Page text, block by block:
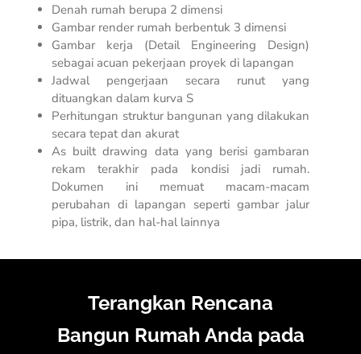
Denah rumah berupa 2 dimensi
Gambar render rumah berbentuk 3 dimensi
Gambar kerja (Detail Engineering Design)
sebagai acuan pekerjaan proyek di lapangan
Jadwal pengerjaan secara runut yang
dituangkan dalam kurva S
Perhitungan struktur bangunan yang dilakukan
secara tepat dan akurat
As built drawing data yang berisi gambaran
rekam terakhir pada kondisi jadi rumah.
Dokumen ini memuat macam-macam
perubahan di lapangan seperti gambar jalur
pipa, listrik, dan hal-hal lainnya
Terangkan Rencana
Bangun Rumah Anda pada